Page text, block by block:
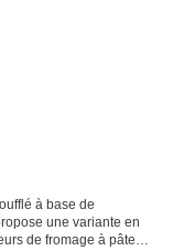
à base de
une variante en
de fromage à pâte